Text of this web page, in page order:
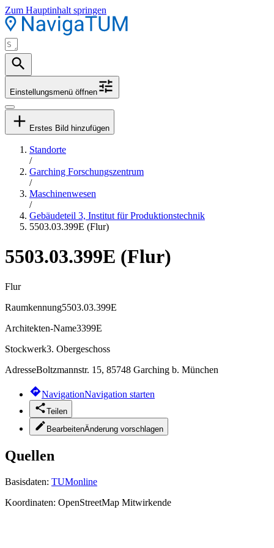
Zum Hauptinhalt springen
Einstellungsmenü öffnen
Erstes Bild hinzufügen
Standorte
/
Garching Forschungszentrum
/
Maschinenwesen
/
Gebäudeteil 3, Institut für Produktionstechnik
5503.03.399E (Flur)
5503.03.399E (Flur)
Flur
Raumkennung5503.03.399E
Architekten-Name3399E
Stockwerk3. Obergeschoss
AdresseBoltzmannstr. 15, 85748 Garching b. München
NavigationNavigation starten
Teilen
BearbeitenÄnderung vorschlagen
Quellen
Basisdaten: TUMonline
Koordinaten: OpenStreetMap Mitwirkende